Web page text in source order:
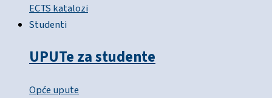
ECTS katalozi
Studenti
UPUTe za studente
Opće upute